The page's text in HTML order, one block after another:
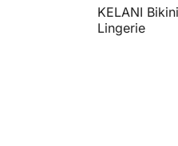
KELANI
Lingerie